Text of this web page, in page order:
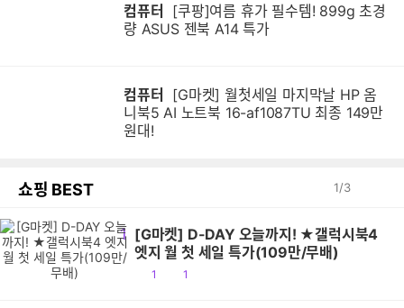
컴퓨터
량 ASUS 젠북 A14 특가
컴퓨터
니북5 AI 노트북 16-af1087TU 최종 149만
원대!
쇼핑 BEST 1/3
1 [G마켓] D-DAY 오늘까지! ★갤럭시북4
엣지 월 첫 세일 특가(109만/무배)
공1
댓1